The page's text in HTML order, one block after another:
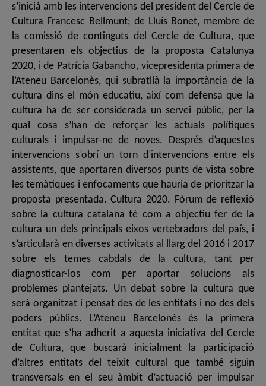
s’inicià amb les intervencions del president del Cercle de
Cultura Francesc Bellmunt; de Lluís Bonet, membre de
la comissió de continguts del Cercle de Cultura, que
presentaren els objectius de la proposta Catalunya
2020, i de Patrícia Gabancho, vicepresidenta primera de
l’Ateneu Barcelonès, qui subratllà la importància de la
cultura dins el món educatiu, així com defensa que la
cultura ha de ser considerada un servei públic, per la
qual cosa s’han de reforçar les actuals polítiques
culturals i impulsar-ne de noves. Després d’aquestes
intervencions s’obrí un torn d’intervencions entre els
assistents, que aportaren diversos punts de vista sobre
les temàtiques i enfocaments que hauria de prioritzar la
proposta presentada. Cultura 2020. Fòrum de reflexió
sobre la cultura catalana té com a objectiu fer de la
cultura un dels principals eixos vertebradors del país, i
s’articularà en diverses activitats al llarg del 2016 i 2017
sobre els temes cabdals de la cultura, tant per
diagnosticar-los com per aportar solucions als
problemes plantejats. Un debat sobre la cultura que
serà organitzat i pensat des de les entitats i no des dels
poders públics. L’Ateneu Barcelonès és la primera
entitat que s’ha adherit a aquesta iniciativa del Cercle
de Cultura, que buscarà inicialment la participació
d’altres entitats del teixit cultural que també siguin
transversals en el seu àmbit d’actuació per impulsar